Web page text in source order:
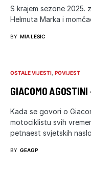
S krajem sezone 2025.
Helmuta Marka i
BY MIA LESIC
OSTALE VIJESTI POVIJEST
GIACOMO
Kada se govori o
motociklistu svih
petnaest svjetskih
BY GEAGP